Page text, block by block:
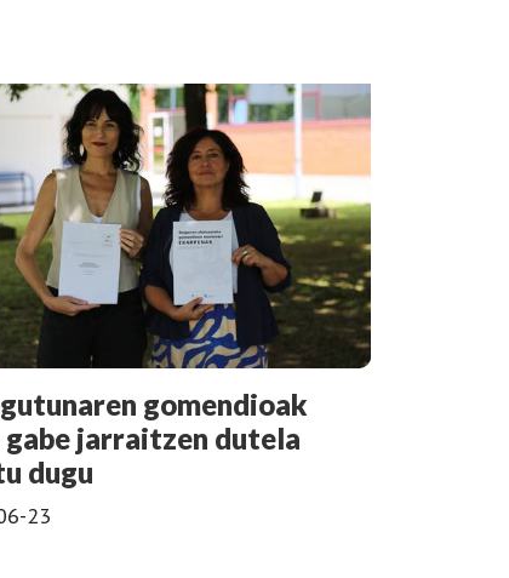
gomendioak
gabe jarraitzen dutela
dugu
23